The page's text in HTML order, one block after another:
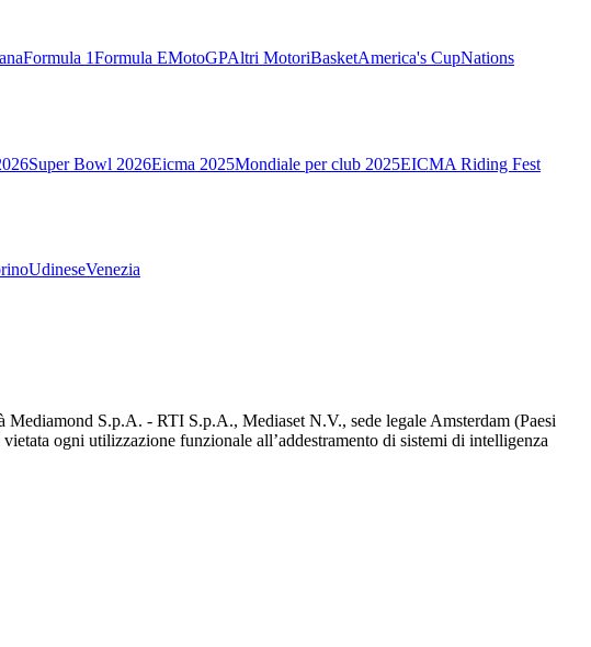
Formula 1Formula EMotoGPAltri MotoriBasketAmerica's CupNations
Super Bowl 2026Eicma 2025Mondiale per club 2025EICMA Riding Fest
UdineseVenezia
S.p.A. - RTI S.p.A., Mediaset N.V., sede legale Amsterdam (Paesi
ogni utilizzazione funzionale all’addestramento di sistemi di intelligenza